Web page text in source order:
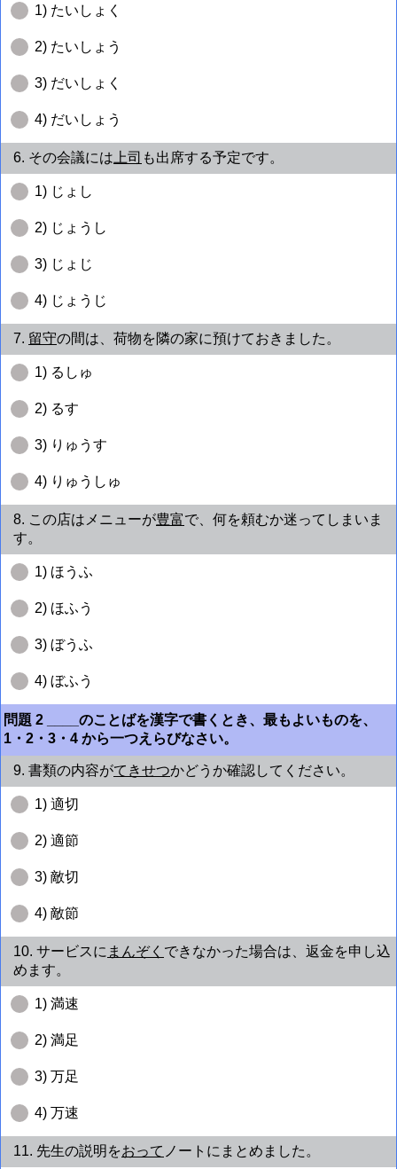
1) たいしょく
2) たいしょう
3) だいしょく
4) だいしょう
6. その会議には 上司 も出席する予定です。
1) じょし
2) じょうし
3) じょじ
4) じょうじ
7. 留守の間は、荷物を隣の家に預けておきました。
1) るしゅ
2) るす
3) りゅうす
4) りゅうしゅ
8. この店はメニューが豊富で、何を頼むか迷ってしまいま
す。
1) ほうふ
2) ほふう
3) ぼうふ
4) ぼふう
問題 2 ____のことばを漢字で書くとき、最もよいものを、
1・2・3・4 から一つえらびなさい。
9. 書類の内容がてきせつかどうか確認してください。
1) 適切
2) 適節
3) 敵切
4) 敵節
10. サービスに まんぞく できなかった場合は、返金を申し込
めます。
1) 満速
2) 満足
3) 万足
4) 万速
11. 先生の説明をおって ノートにまとめました。